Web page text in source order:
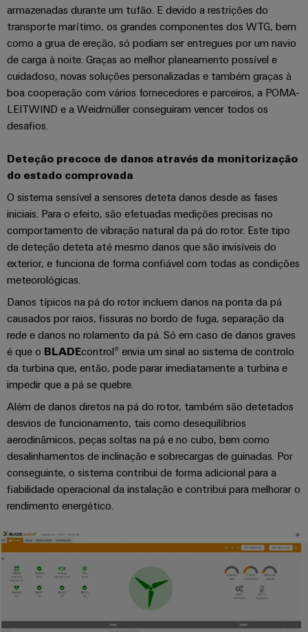
ferroviários
Fotovoltaico
Aproveitar
energia
solar
para
recursos
Hidrogênio
O
hidrogênio
como
tecnologia
fundamental
para
a
energética
Infraestruturas
de
edifícios
Soluções
os
requisitos
específicos
das
infraestruturas
de
edifícios
Construção
de
quadros
elétricos
Soluções
para
desafios
Plataforma
de
serviços
industriais
easyConnect
centrais
elétricas
Segurança
industrial
Soluções
de
gestão
de
energia
Fabricante
de
dispositivos
Conectores
PCB
e
terminais
PCB
Serviços
de
conector
PCB
Fabricante
de
sistemas
eletrónicos
Proteção
contra
descargas
sobretensões
PV
combiner
boxes
Distribuidores
Fieldbus
Automação
e
software
Comandos
Sistemas
de
I/O
Ethernet
industrial
Painéis
táteis
Ferramentas
de
engenharia
eShop
Interface
OCI
Interface
EDI
armazenadas durante um tufão. E devido a restrições do
transporte marítimo, os grandes componentes dos WTG, bem
como a grua de ereção, só podiam ser entregues por um navio
de carga à noite. Graças ao melhor planeamento possível e
cuidadoso, novas soluções personalizadas e também graças à
boa cooperação com vários fornecedores e parceiros, a POMA-
LEITWIND e a Weidmüller conseguiram vencer todos os
desafios.
Deteção precoce de danos através da monitorização
do estado comprovada
O sistema sensível a sensores deteta danos desde as fases
iniciais. Para o efeito, são efetuadas medições precisas no
comportamento de vibração natural da pá do rotor. Este tipo
de deteção deteta até mesmo danos que são invisíveis do
exterior, e funciona de forma confiável com todas as condições
meteorológicas.
Danos típicos na pá do rotor incluem danos na ponta da pá
causados por raios, fissuras no bordo de fuga, separação da
rede e danos no rolamento da pá. Só em caso de danos graves
é que o BLADEcontrol® envia um sinal ao sistema de controlo
da turbina que, então, pode parar imediatamente a turbina e
impedir que a pá se quebre.
Além de danos diretos na pá do rotor, também são detetados
desvios de funcionamento, tais como desequilíbrios
aerodinâmicos, peças soltas na pá e no cubo, bem como
desalinhamentos de inclinação e sobrecargas de guinadas. Por
conseguinte, o sistema contribui de forma adicional para a
fiabilidade operacional da instalação e contribui para melhorar o
rendimento energético.